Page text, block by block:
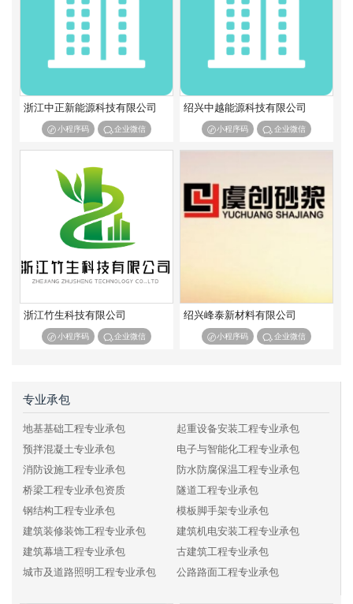
浙江中正新能源科技有限公司
小程序码 企业微信
绍兴中越能源科技有限公司
小程序码 企业微信
浙江竹生科技有限公司
小程序码 企业微信
绍兴峰泰新材料有限公司
小程序码 企业微信
专业承包
地基基础工程专业承包
起重设备安装工程专业承包
预拌混凝土专业承包
电子与智能化工程专业承包
消防设施工程专业承包
防水防腐保温工程专业承包
桥梁工程专业承包资质
隧道工程专业承包
钢结构工程专业承包
模板脚手架专业承包
建筑装修装饰工程专业承包
建筑机电安装工程专业承包
建筑幕墙工程专业承包
古建筑工程专业承包
城市及道路照明工程专业承包
公路路面工程专业承包